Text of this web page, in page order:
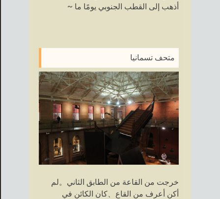
أذهب إلى القطب الجنوبي يومًا ما ~
متحف تسمانيا
خرجت من القاعة من الطابق الثاني。لم
أكن أعرف من القاع、كان الكائن في